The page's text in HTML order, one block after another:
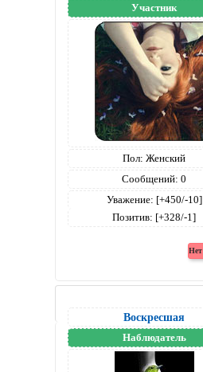
Участник
Пол: Женский
Сообщений: 0
Уважение: [+450/-10]
Позитив: [+328/-1]
Воскресшая
Наблюдатель